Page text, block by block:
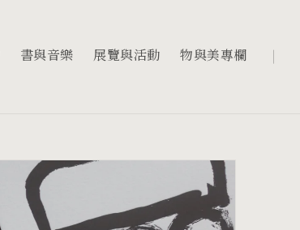
書與音樂 展覽與活動 物與美專欄